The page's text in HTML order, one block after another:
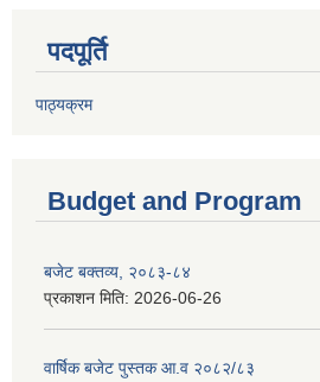
पदपूर्ति
पाठ्यक्रम
Budget and Program
बजेट बक्तव्य, २०८३-८४
प्रकाशन मिति: 2026-06-26
वार्षिक बजेट पुस्तक आ.व २०८२/८३